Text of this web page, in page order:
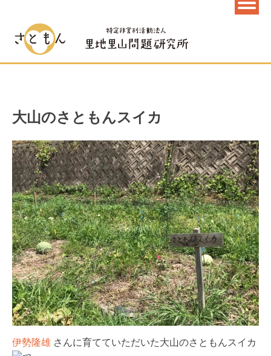
大山のさともんスイカ
伊勢隆雄 さんに育てていただいた大山のさともんスイカ